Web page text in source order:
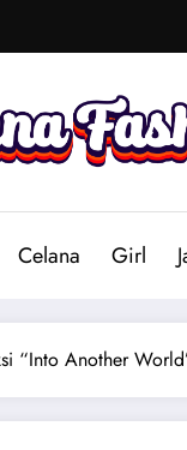
Celana Girl
“Into Another